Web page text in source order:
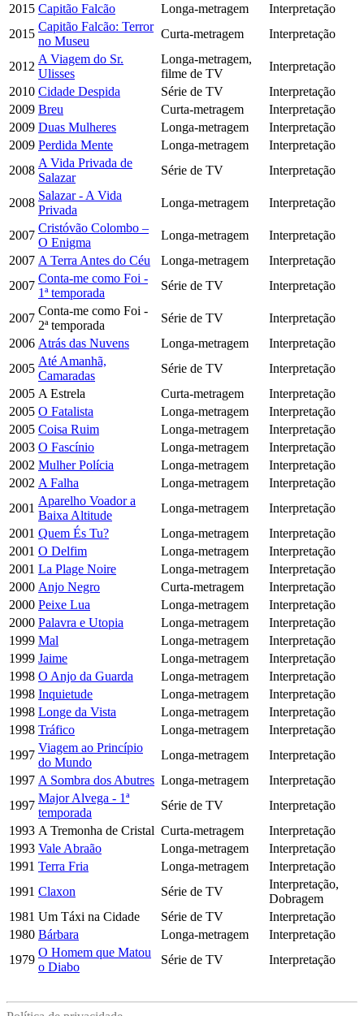
2015 Capitão Falcão Longa-metragem
Interpretação
2015
Capitão Falcão: Terror
no Museu
Curta-metragem Interpretação
2012
A Viagem do Sr.
Ulisses
Longa-metragem,
filme de TV
Interpretação
2010 Cidade Despida Série de TV
Interpretação
2009 Breu Curta-metragem
Interpretação
2009 Duas Mulheres Longa-metragem
Interpretação
2009 Perdida Mente Longa-metragem
Interpretação
2008
A Vida Privada de
Salazar
Série de TV Interpretação
2008
Salazar - A Vida
Privada
Longa-metragem Interpretação
2007
Cristóvão Colombo –
O Enigma
Longa-metragem
Interpretação
2007 A Terra Antes do Céu Longa-metragem
Interpretação
2007
Conta-me como Foi -
1ª temporada
Série de TV Interpretação
2007
Conta-me como Foi -
2ª temporada
Série de TV
Interpretação
2006 Atrás das Nuvens Longa-metragem
Interpretação
2005
Até Amanhã,
Camaradas
Série de TV
Interpretação
2005 A Estrela Curta-metragem
Interpretação
2005 O Fatalista Longa-metragem
Interpretação
2005 Coisa Ruim Longa-metragem
Interpretação
2003 O Fascínio Longa-metragem
Interpretação
2002 Mulher Polícia Longa-metragem
Interpretação
2002 A Falha Longa-metragem
Interpretação
2001
Aparelho Voador a
Baixa Altitude
Longa-metragem
Interpretação
2001 Quem És Tu? Longa-metragem
Interpretação
2001 O Delfim Longa-metragem
Interpretação
2001 La Plage Noire Longa-metragem
Interpretação
2000 Anjo Negro Curta-metragem
Interpretação
2000 Peixe Lua Longa-metragem
Interpretação
2000 Palavra e Utopia Longa-metragem
Interpretação
1999 Mal Longa-metragem
Interpretação
1999 Jaime Longa-metragem
Interpretação
1998 O Anjo da Guarda Longa-metragem
Interpretação
1998 Inquietude Longa-metragem
Interpretação
1998 Longe da Vista Longa-metragem
Interpretação
1998 Tráfico Longa-metragem
Interpretação
1997
Viagem ao Princípio
do Mundo
Longa-metragem
Interpretação
1997 A Sombra dos Abutres Longa-metragem
Interpretação
1997
Major Alvega - 1ª
temporada
Série de TV
Interpretação
1993 A Tremonha de Cristal Curta-metragem
Interpretação
1993 Vale Abraão Longa-metragem
Interpretação
1991 Terra Fria Longa-metragem
Interpretação
1991 Claxon Série de TV
Interpretação,
Dobragem
1981 Um Táxi na Cidade Série de TV
Interpretação
1980 Bárbara Longa-metragem
Interpretação
1979
O Homem que Matou
o Diabo
Série de TV Interpretação